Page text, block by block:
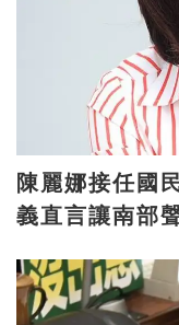
陳麗娜接任國
義直言讓南部